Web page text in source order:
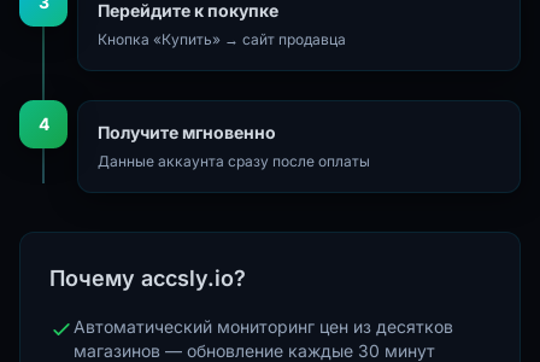
Перейдите к покупке
Кнопка «Купить» → сайт продавца
4 Получите мгновенно
Данные аккаунта сразу после оплаты
Почему accsly.io?
Автоматический мониторинг цен из десятков
магазинов — обновление каждые 30 минут